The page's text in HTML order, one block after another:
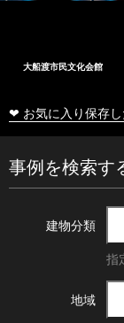
大船渡市民文化会館
❤ お気に入り保存
事例を検索す
建物分類
指
地域